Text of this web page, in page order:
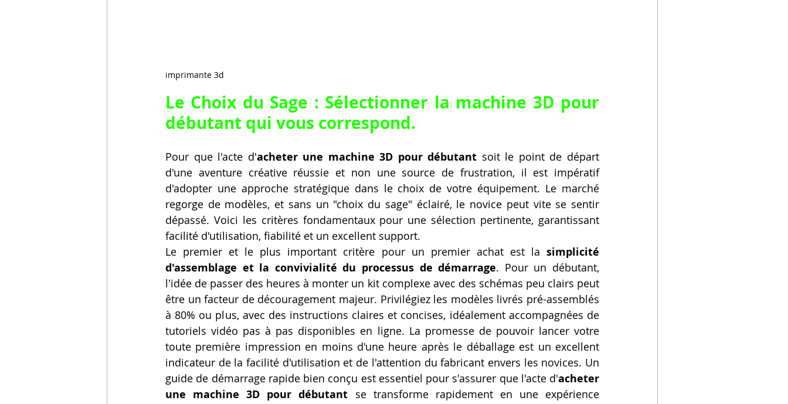
imprimante 3d
Le Choix du Sage : Sélectionner la machine 3D pour
débutant qui vous correspond.
Pour que l'acte d'acheter une machine 3D pour débutant soit le point de départ
d'une aventure créative réussie et non une source de frustration, il est impératif
d'adopter une approche stratégique dans le choix de votre équipement. Le marché
regorge de modèles, et sans un "choix du sage" éclairé, le novice peut vite se sentir
dépassé. Voici les critères fondamentaux pour une sélection pertinente, garantissant
facilité d'utilisation, fiabilité et un excellent support.
Le premier et le plus important critère pour un premier achat est la simplicité
d'assemblage et la convivialité du processus de démarrage. Pour un débutant,
l'idée de passer des heures à monter un kit complexe avec des schémas peu clairs peut
être un facteur de découragement majeur. Privilégiez les modèles livrés pré-assemblés
à 80% ou plus, avec des instructions claires et concises, idéalement accompagnées de
tutoriels vidéo pas à pas disponibles en ligne. La promesse de pouvoir lancer votre
toute première impression en moins d'une heure après le déballage est un excellent
indicateur de la facilité d'utilisation et de l'attention du fabricant envers les novices. Un
guide de démarrage rapide bien conçu est essentiel pour s'assurer que l'acte d'acheter
une machine 3D pour débutant se transforme rapidement en une expérience